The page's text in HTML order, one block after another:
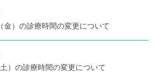
金）の診療時間の変更について
）の診療時間の変更について